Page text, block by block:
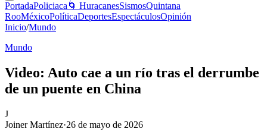
PortadaPoliciaca 🌀 HuracanesSismosQuintana
RooMéxicoPolíticaDeportesEspectáculosOpinión
Inicio/Mundo
Mundo
Video: Auto cae a un río tras el derrumbe
de un puente en China
J
Joiner Martínez·26 de mayo de 2026